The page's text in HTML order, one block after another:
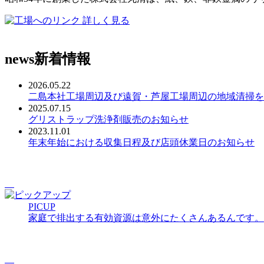
詳しく見る
news新着情報
2026.05.22
二島本社工場周辺及び遠賀・芦屋工場周辺の地域清掃を
2025.07.15
グリストラップ洗浄剤販売のお知らせ
2023.11.01
年末年始における収集日程及び店頭休業日のお知らせ
PICUP
家庭で排出する有効資源は意外にたくさんあるんです。